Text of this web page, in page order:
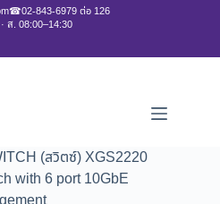
☎02-843-6979 ต่อ 126
ส. 08:00–14:30